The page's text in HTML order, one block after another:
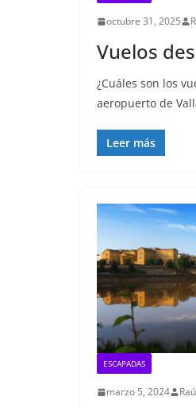
octubre 31, 2025
Vuelos
¿Cuáles son los
aeropuerto de
Leer más
ESCAPADAS
marzo 5, 2024